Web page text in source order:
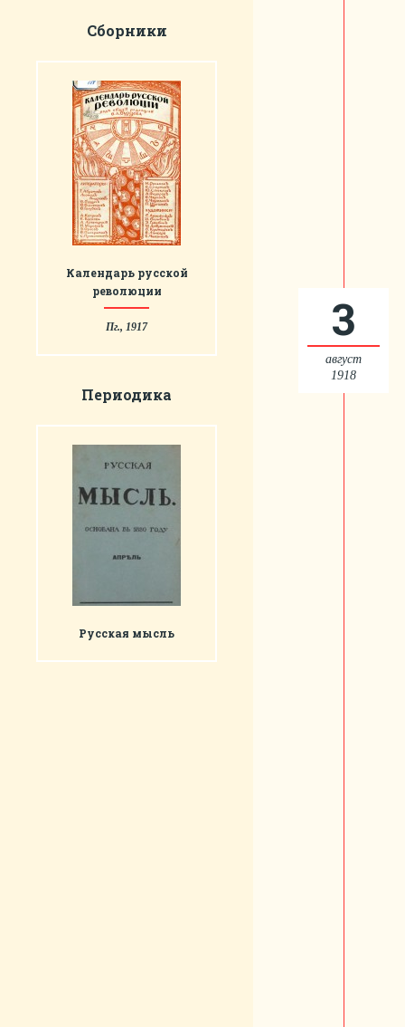
Сборники
Календарь русской
революции
Пг., 1917
Периодика
Русская мысль
3
август
1918